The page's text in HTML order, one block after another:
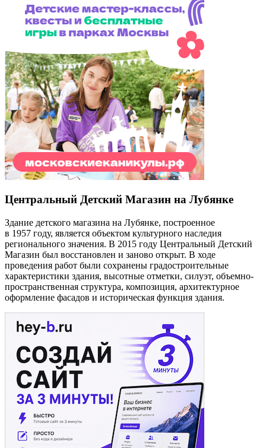
Центральный Детский Магазин на Лубянке
Здание детского магазина на Лубянке, построенное
в 1957 году, является объектом культурного наследия
регионального значения. В 2015 году Центральный Детский
Магазин был восстановлен и заново открыт. В ходе
проведения работ были сохранены градостроительные
характеристики здания, высотные отметки, силуэт, объемно-
пространственная структура, композиция, архитектурное
оформление фасадов и историческая функция здания.